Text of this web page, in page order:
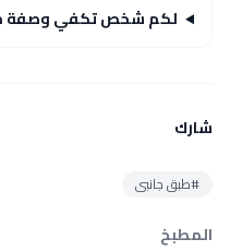
لكم شخص تكفي وصفة
شارك
#طبق جانبى
المطبخ